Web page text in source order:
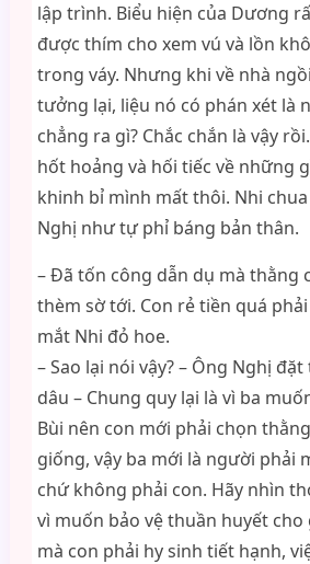
lập trình. Biểu hiện của Dương
được thím cho xem vú và lồn
trong váy. Nhưng khi về nhà
tưởng lại, liệu nó có phán xét là
chẳng ra gì? Chắc chắn là vậy
hốt hoảng và hối tiếc về những
khinh bỉ mình mất thôi. Nhi
Nghị như tự phỉ báng bản thân.
– Đã tốn công dẫn dụ mà thằng
thèm sờ tới. Con rẻ tiền quá
mắt Nhi đỏ hoe.
– Sao lại nói vậy? – Ông Nghị
dâu – Chung quy lại là vì ba
Bùi nên con mới phải chọn
giống, vậy ba mới là người phải
chứ không phải con. Hãy nhìn
vì muốn bảo vệ thuần huyết
mà con phải hy sinh tiết hạnh,